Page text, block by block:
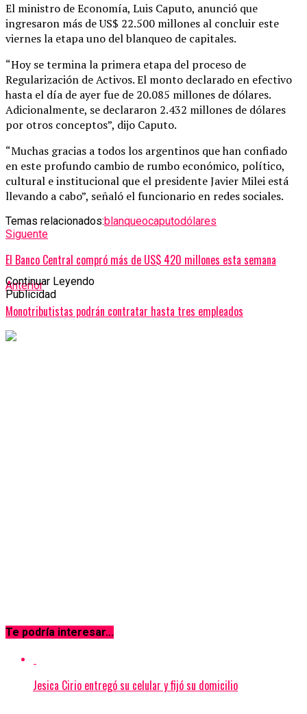
El ministro de Economía, Luis Caputo, anunció que
ingresaron más de US$ 22.500 millones al concluir este
viernes la etapa uno del blanqueo de capitales.
“Hoy se termina la primera etapa del proceso de
Regularización de Activos. El monto declarado en efectivo
hasta el día de ayer fue de 20.085 millones de dólares.
Adicionalmente, se declararon 2.432 millones de dólares
por otros conceptos”, dijo Caputo.
“Muchas gracias a todos los argentinos que han confiado
en este profundo cambio de rumbo económico, político,
cultural e institucional que el presidente Javier Milei está
llevando a cabo”, señaló el funcionario en redes sociales.
Temas relacionados:blanqueocaputodólares
Siguente
El Banco Central compró más de US$ 420 millones esta semana
Anterior
Monotributistas podrán contratar hasta tres empleados
Continuar Leyendo
Publicidad
Te podría interesar...
Jesica Cirio entregó su celular y fijó su domicilio